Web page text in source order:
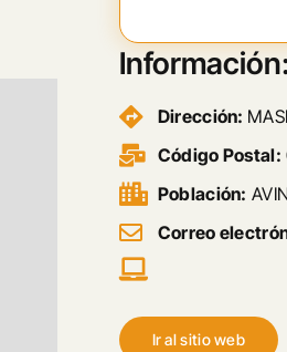
Información:
Dirección:
Código Postal:
Población:
Correo
Ir al sitio web